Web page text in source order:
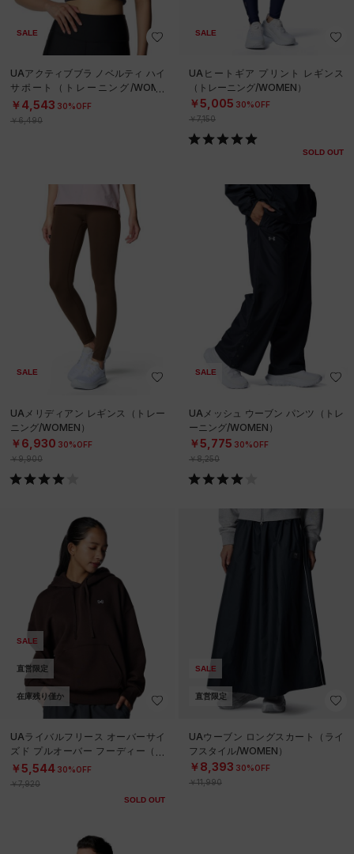
SALE
UAアクティブブラ ノベルティ ハイ
サポート（トレーニング/WOME
N）
￥4,543 30%OFF
￥6,490
SALE
UAヒートギア プリント レギンス
（トレーニング/WOMEN）
￥5,005 30%OFF
￥7,150
SOLD OUT
SALE
UAメリディアン レギンス（トレー
ニング/WOMEN）
￥6,930 30%OFF
￥9,900
SALE
UAメッシュ ウーブン パンツ（トレ
ーニング/WOMEN）
￥5,775 30%OFF
￥8,250
SALE
直営限定
在庫残り僅か
UAライバルフリース オーバーサイ
ズド プルオーバー フーディー（ト
レーニング/WOMEN）
￥5,544 30%OFF
￥7,920
SOLD OUT
SALE
直営限定
UAウーブン ロングスカート（ライ
フスタイル/WOMEN）
￥8,393 30%OFF
￥11,990